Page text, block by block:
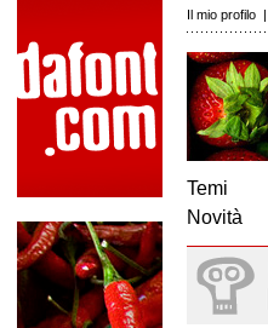
Il mio profilo |
Temi
Novità